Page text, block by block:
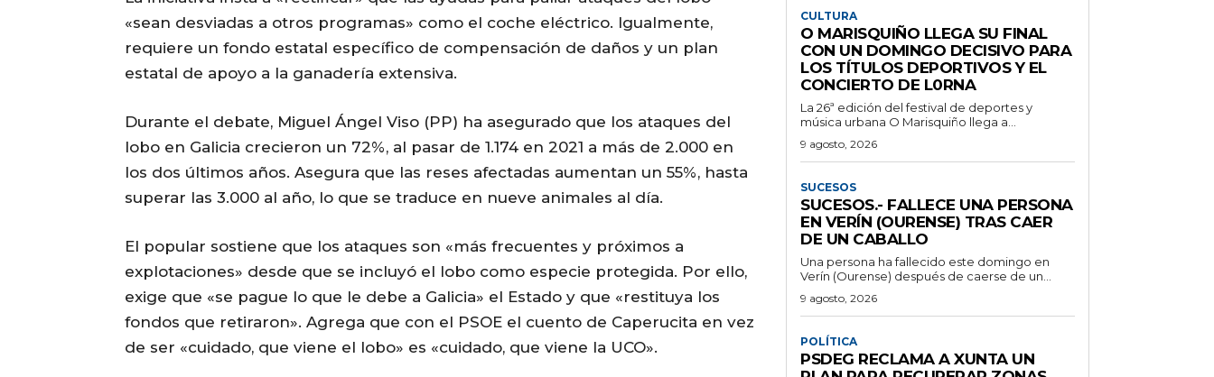
«sean desviadas a otros programas» como el coche eléctrico. Igualmente,
requiere un fondo estatal específico de compensación de daños y un plan
estatal de apoyo a la ganadería extensiva.
Durante el debate, Miguel Ángel Viso (PP) ha asegurado que los ataques del
lobo en Galicia crecieron un 72%, al pasar de 1.174 en 2021 a más de 2.000 en
los dos últimos años. Asegura que las reses afectadas aumentan un 55%, hasta
superar las 3.000 al año, lo que se traduce en nueve animales al día.
El popular sostiene que los ataques son «más frecuentes y próximos a
explotaciones» desde que se incluyó el lobo como especie protegida. Por ello,
exige que «se pague lo que le debe a Galicia» el Estado y que «restituya los
fondos que retiraron». Agrega que con el PSOE el cuento de Caperucita en vez
de ser «cuidado, que viene el lobo» es «cuidado, que viene la UCO».
CULTURA
O MARISQUIÑO LLEGA SU FINAL
CON UN DOMINGO DECISIVO PARA
LOS TÍTULOS DEPORTIVOS Y EL
CONCIERTO DE L0RNA
La 26ª edición del festival de deportes y
música urbana O Marisquiño llega a...
9 agosto, 2026
SUCESOS
SUCESOS.- FALLECE UNA PERSONA
EN VERÍN (OURENSE) TRAS CAER
DE UN CABALLO
Una persona ha fallecido este domingo en
Verín (Ourense) después de caerse de un...
9 agosto, 2026
POLÍTICA
PSDEG RECLAMA A XUNTA UN